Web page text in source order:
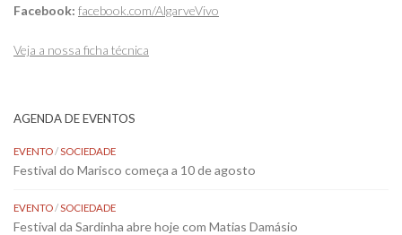
Facebook: facebook.com/AlgarveVivo
Veja a nossa ficha técnica
AGENDA DE EVENTOS
EVENTO/SOCIEDADE
Festival do Marisco começa a 10 de agosto
EVENTO/SOCIEDADE
Festival da Sardinha abre hoje com Matias Damásio